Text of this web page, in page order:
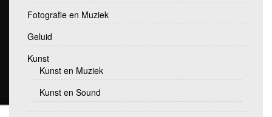
Fotografie en Muziek
Geluid
Kunst
Kunst en Muziek
Kunst en Sound